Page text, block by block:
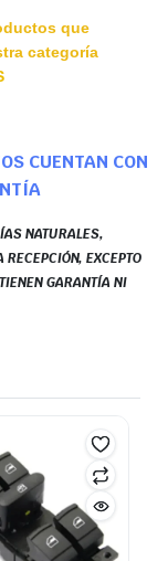
que
categoría
CUENTAN CON
NATURALES,
EXCEPTO
GARANTÍA NI